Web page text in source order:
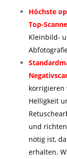
Höchste
Top-
Kleinbild-
korrigieren
Helligkeit
und
nötig ist,
erhalten.